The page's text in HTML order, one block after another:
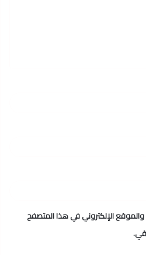
الإلكتروني في هذا المتصفح